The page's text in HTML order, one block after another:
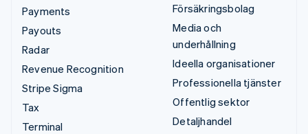
Payments
Payouts
Radar
Revenue Recognition
Stripe Sigma
Tax
Terminal
Försäkringsbolag
Media och
underhållning
Ideella organisationer
Professionella tjänster
Offentlig sektor
Detaljhandel